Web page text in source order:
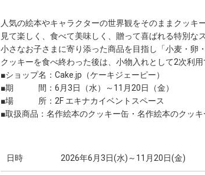
人気の絵本やキャラクターの世界観をそのままクッキー
見て楽しく、食べて美味しく、贈って喜ばれる特別な
小さなお子さまに寄り添った商品を目指し「小麦・卵
クッキーを食べ終わった後は、小物入れとして2次利
■ショップ名：Cake.jp（ケーキジェーピー）
■期 間：6月3日（水）～11月20日（金）
■場 所：2F エキナカイベントスペース
■取扱商品：名作絵本のクッキー缶・名作絵本のクッ
日時 2026年6月3日(水)～11月20日(金)